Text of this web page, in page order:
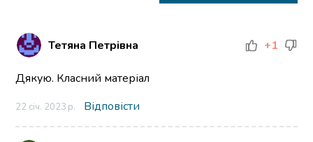
Тетяна Петрівна +1
Дякую. Класний матеріал
22 січ. 2023 р. Відповісти